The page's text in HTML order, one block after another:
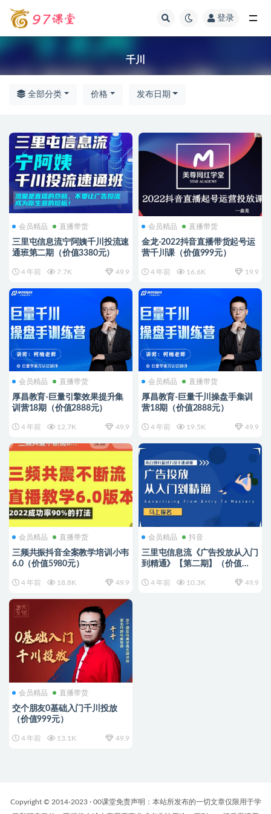
登录
千川
全部分类 价格 发布日期
会员精品 直播带货
三里屯信息流宁阿姨千川投流速
通班第二期（价值3380元）
4 年前 7.7K 49.9
会员精品 直播带货
金龙-2022抖音直播带货起号运
营千川课（价值999元）
4 年前 16.6K 19.9
会员精品 直播带货
厚昌教育-巨量引擎效果提升集
训营18期（价值2888元）
4 年前 12.7K 49.9
会员精品 直播带货
厚昌教育-巨量千川操盘手集训
营18期（价值2888元）
4 年前 19.5K 49.9
会员精品 直播带货
三频共振抖音全案教学培训小韦
6.0（价值5980元）
4 年前 18.8K 49.9
会员精品 抖音
三里屯信息流《广告投放从入门
到精通》【第二期】（价值
4 年前 10.3K 49.9
会员精品 直播带货
交个朋友0基础入门千川投放
（价值999元）
4 年前 13.1K 49.9
Copyright © 2014-2023 · 00课堂免责声明：本站所发布的一切文章仅限用于学